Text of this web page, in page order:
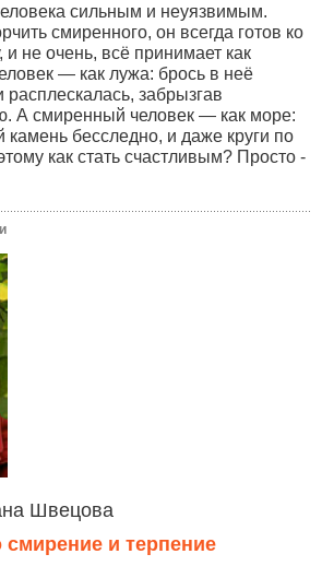
сильным и неуязвимым.
смиренного, он всегда готов ко
и не очень, всё принимает как
— как лужа: брось в неё
забрызгав
А смиренный человек — как море:
камень бесследно, и даже круги по
как стать счастливым? Просто -
Швецова
и терпение